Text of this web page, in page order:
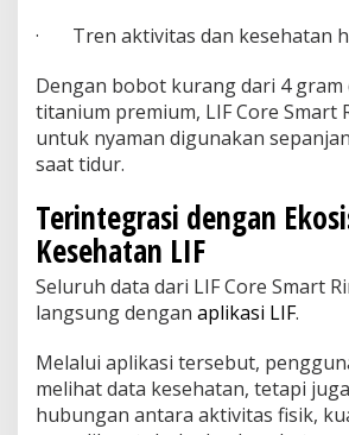
· Tren aktivitas dan kesehatan
Dengan bobot kurang dari 4 gram
titanium premium, LIF Core Smart
untuk nyaman digunakan
saat tidur.
Terintegrasi dengan
Kesehatan LIF
Seluruh data dari LIF Core Smart
langsung dengan aplikasi LIF.
Melalui aplikasi tersebut,
melihat data kesehatan, tetapi
hubungan antara aktivitas fisik,